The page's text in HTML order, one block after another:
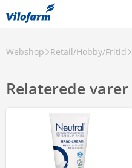
Webshop Retail/Hobby/Fritid
Relaterede varer